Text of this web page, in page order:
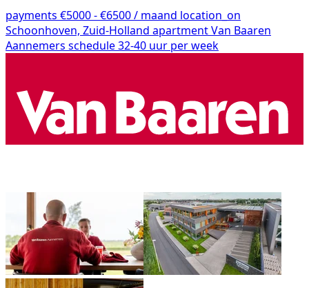
payments €5000 - €6500 / maand location_on
Schoonhoven, Zuid-Holland apartmentVan Baaren
Aannemers schedule32-40 uur per week